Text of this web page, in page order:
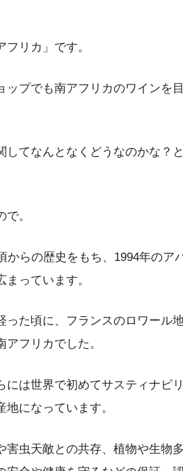
リカ」です。
プでも南アフリカのワインを
てなんとなくどうなのかな？
。
からの歴史をもち、1994年のア
っています。
った頃に、フランスのロワール
フリカでした。
には世界で初めてサスティナビ
になっています。
虫天敵との共存、植物や生物